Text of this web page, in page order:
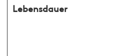
Lebensdauer